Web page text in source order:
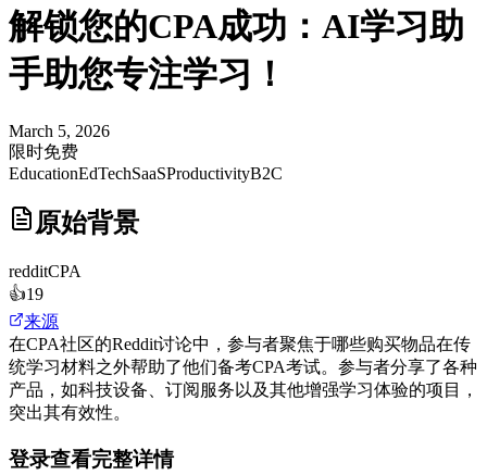
解锁您的CPA成功：AI学习助
手助您专注学习！
March 5, 2026
限时免费
EducationEdTechSaaSProductivityB2C
原始背景
redditCPA
👍19
来源
在CPA社区的Reddit讨论中，参与者聚焦于哪些购买物品在传
统学习材料之外帮助了他们备考CPA考试。参与者分享了各种
产品，如科技设备、订阅服务以及其他增强学习体验的项目，
突出其有效性。
登录查看完整详情